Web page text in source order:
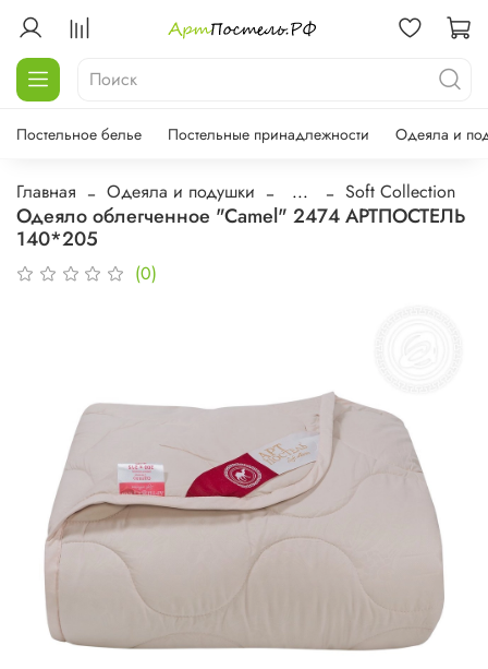
Постельное белье Постельные принадлежности Одеяла и
Главная Одеяла и подушки ... Soft Collection
Одеяло облегченное "Camel" 2474 АРТПОСТЕЛЬ
140*205
(0)